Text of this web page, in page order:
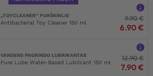
„TOYCLEANER“ PURŠKIKLIS
Antibacterial Toy Cleaner 150 ml
9.90€
6.90 €
VANDENS PAGRINDO LUBRIKANTAS
Pure Lube Water-Based Lubricant 150 ml
12.90€
7.90 €